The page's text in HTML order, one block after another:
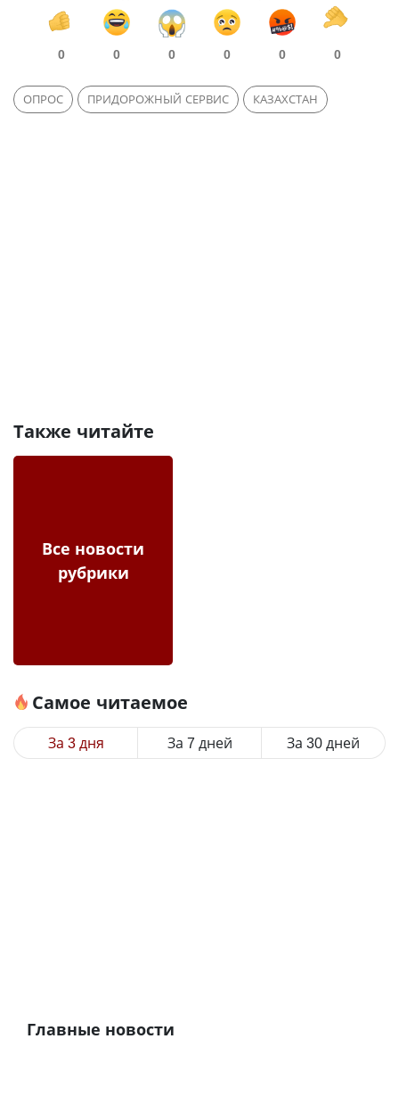
0 0 0 0 0 0
ОПРОС ПРИДОРОЖНЫЙ СЕРВИС КАЗАХСТАН
Также читайте
Все новости
рубрики
Самое читаемое
За 3 дня За 7 дней За 30 дней
Главные новости